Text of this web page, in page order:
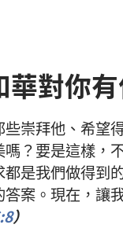
華對你
些崇拜他 、 希望
嗎 ？要是這樣 ，
都是我們做得到
答案 。 現在 ， 讓
）